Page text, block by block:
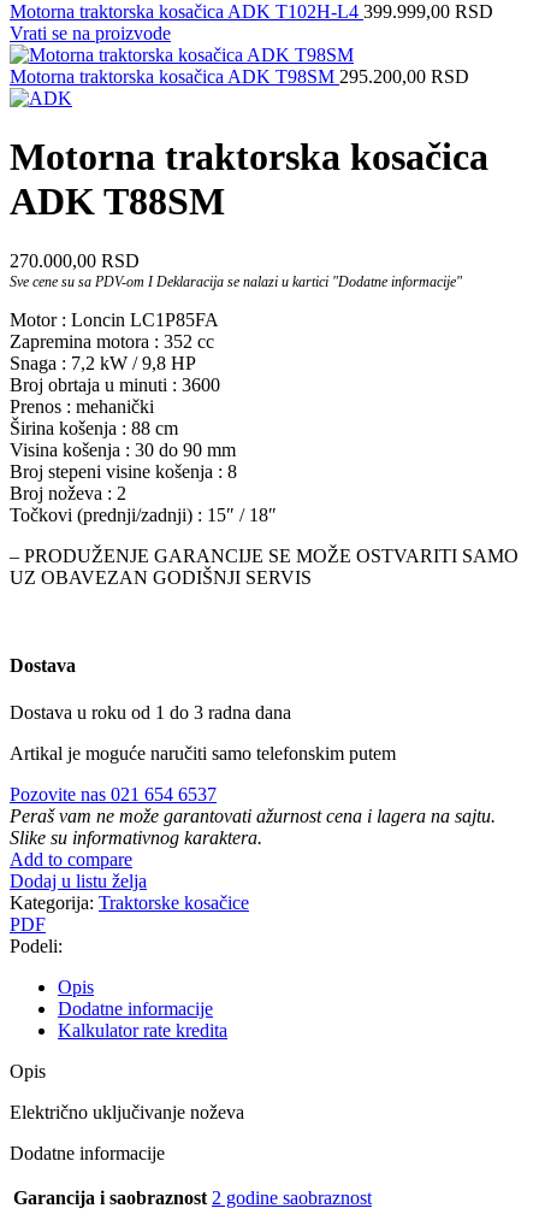
Motorna traktorska kosačica ADK T102H-L4 399.999,00 RSD
Vrati se na proizvode
Motorna traktorska kosačica ADK T98SM 295.200,00 RSD
Motorna traktorska kosačica
ADK T88SM
270.000,00 RSD
Sve cene su sa PDV-om I Deklaracija se nalazi u kartici "Dodatne informacije"
Motor : Loncin LC1P85FA
Zapremina motora : 352 cc
Snaga : 7,2 kW / 9,8 HP
Broj obrtaja u minuti : 3600
Prenos : mehanički
Širina košenja : 88 cm
Visina košenja : 30 do 90 mm
Broj stepeni visine košenja : 8
Broj noževa : 2
Točkovi (prednji/zadnji) : 15″ / 18″
– PRODUŽENJE GARANCIJE SE MOŽE OSTVARITI SAMO
UZ OBAVEZAN GODIŠNJI SERVIS
Dostava
Dostava u roku od 1 do 3 radna dana
Artikal je moguće naručiti samo telefonskim putem
Pozovite nas 021 654 6537
Peraš vam ne može garantovati ažurnost cena i lagera na sajtu.
Slike su informativnog karaktera.
Add to compare
Dodaj u listu želja
Kategorija: Traktorske kosačice
PDF
Podeli:
Opis
Dodatne informacije
Kalkulator rate kredita
Opis
Električno uključivanje noževa
Dodatne informacije
Garancija i saobraznost 2 godine saobraznost